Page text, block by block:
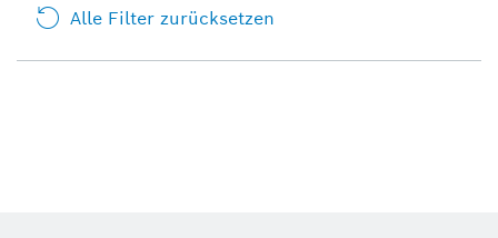
Alle Filter zurücksetzen